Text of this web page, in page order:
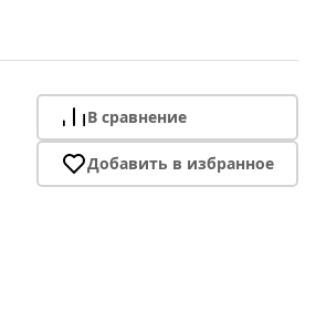
В сравнение
Добавить в избранное